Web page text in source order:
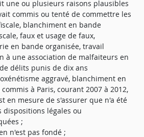
une ou plusieurs raisons plausibles
commis ou tenté de commettre les
blanchiment en bande
faux et usage de faux,
en bande organisée, travail
à une association de malfaiteurs en
délits punis de dix ans
aggravé, blanchiment en
à Paris, courant 2007 à 2012,
en mesure de s'assurer que n'a été
dispositions légales ou
;
n'est pas fondé ;